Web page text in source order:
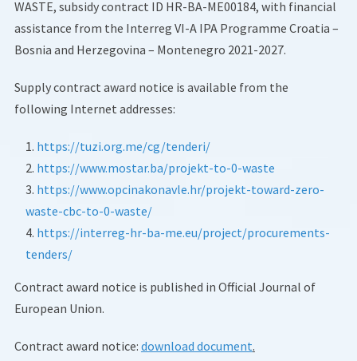
WASTE, subsidy contract ID HR-BA-ME00184, with financial
assistance from the Interreg VI-A IPA Programme Croatia –
Bosnia and Herzegovina – Montenegro 2021-2027.
Supply contract award notice is available from the
following Internet addresses:
https://tuzi.org.me/cg/tenderi/
https://www.mostar.ba/projekt-to-0-waste
https://www.opcinakonavle.hr/projekt-toward-zero-
waste-cbc-to-0-waste/
https://interreg-hr-ba-me.eu/project/procurements-
tenders/
Contract award notice is published in Official Journal of
European Union.
Contract award notice: download document.